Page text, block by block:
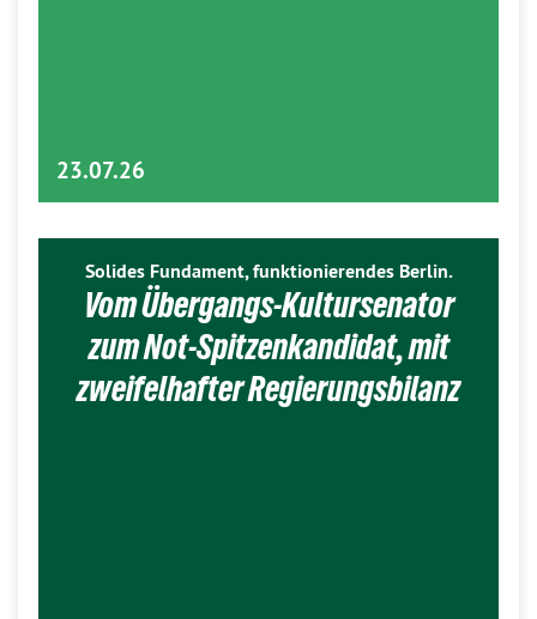
23.07.26
Solides Fundament, funktionierendes Berlin.
Vom Übergangs-Kultursenator
zum Not-Spitzenkandidat, mit
zweifelhafter Regierungsbilanz